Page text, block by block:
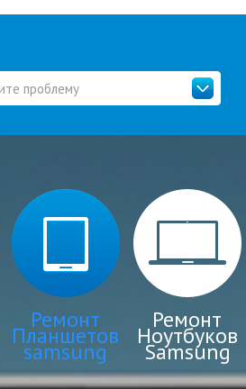
проблему
Ремонт
Планшетов
samsung
Ремонт
Ноутбуков
Samsung